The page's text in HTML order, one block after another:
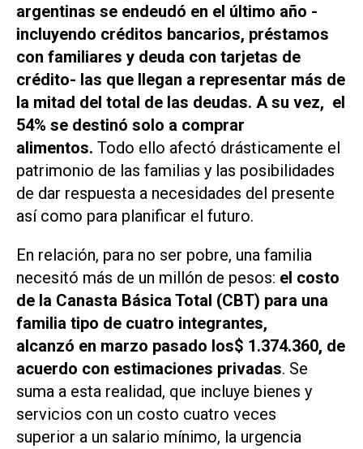
argentinas se endeudó en el último año -
incluyendo créditos bancarios, préstamos
con familiares y deuda con tarjetas de
crédito- las que llegan a representar más de
la mitad del total de las deudas. A su vez, el
54% se destinó solo a comprar
alimentos. Todo ello afectó drásticamente el
patrimonio de las familias y las posibilidades
de dar respuesta a necesidades del presente
así como para planificar el futuro.
En relación, para no ser pobre, una familia
necesitó más de un millón de pesos: el costo
de la Canasta Básica Total (CBT) para una
familia tipo de cuatro integrantes,
alcanzó en marzo pasado los$ 1.374.360, de
acuerdo con estimaciones privadas. Se
suma a esta realidad, que incluye bienes y
servicios con un costo cuatro veces
superior a un salario mínimo, la urgencia